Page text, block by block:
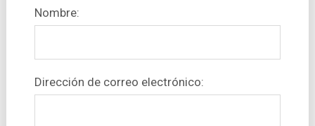
Nombre:
Dirección de correo electrónico: